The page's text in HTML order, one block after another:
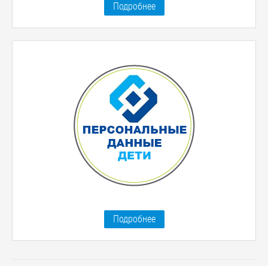
Подробнее
Подробнее